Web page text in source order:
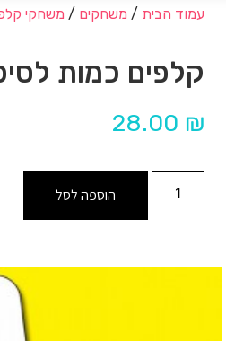
עמוד הבית / משחקים / משחקי
קלפים כמות
28.00 ₪
הוספה לסל